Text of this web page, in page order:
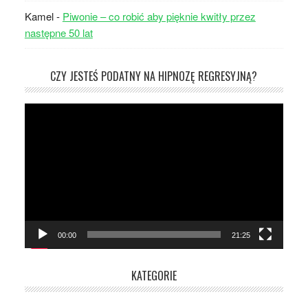
Kamel- Piwonie – co robić aby pięknie kwitły przez
następne 50 lat
CZY JESTEŚ PODATNY NA HIPNOZĘ REGRESYJNĄ?
00:00 21:25
KATEGORIE